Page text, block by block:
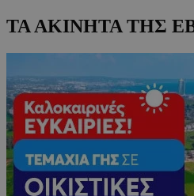
ΤΑ ΑΚΙΝΗΤΑ ΤΗΣ